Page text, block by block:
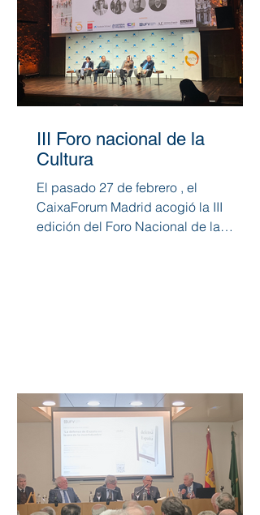
III Foro nacional de la
Cultura
El pasado 27 de febrero , el
CaixaForum Madrid acogió la III
edición del Foro Nacional de la